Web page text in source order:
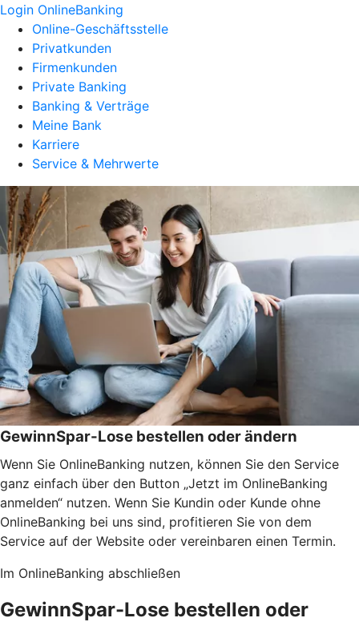
Login OnlineBanking
Online-Geschäftsstelle
Privatkunden
Firmenkunden
Private Banking
Banking & Verträge
Meine Bank
Karriere
Service & Mehrwerte
GewinnSpar-Lose bestellen oder ändern
Wenn Sie OnlineBanking nutzen, können Sie den Service
ganz einfach über den Button „Jetzt im OnlineBanking
anmelden“ nutzen. Wenn Sie Kundin oder Kunde ohne
OnlineBanking bei uns sind, profitieren Sie von dem
Service auf der Website oder vereinbaren einen Termin.
Im OnlineBanking abschließen
GewinnSpar-Lose bestellen oder